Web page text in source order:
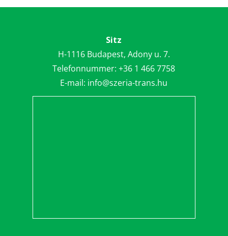
Sitz
H-1116 Budapest, Adony u. 7.
Telefonnummer:+36 1 466 7758
E-mail: info@szeria-trans.hu